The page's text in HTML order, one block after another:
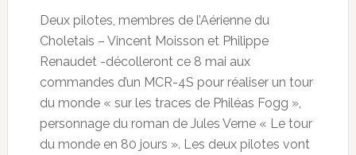
Deux pilotes, membres de l’Aérienne du
Choletais – Vincent Moisson et Philippe
Renaudet -décolleront ce 8 mai aux
commandes d’un MCR-4S pour réaliser un tour
du monde « sur les traces de Philéas Fogg »,
personnage du roman de Jules Verne « Le tour
du monde en 80 jours ». Les deux pilotes vont